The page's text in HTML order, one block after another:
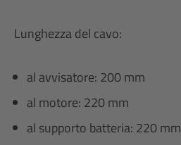
Lunghezza del cavo:
al avvisatore: 200 mm
al motore: 220 mm
al supporto batteria: 220 mm